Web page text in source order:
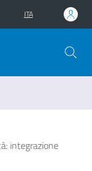
ITA
integrazione